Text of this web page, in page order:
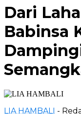
Dari
Babinsa
LIA HAMBALI -